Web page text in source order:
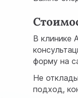
В клинике
форму на
Не
подход,